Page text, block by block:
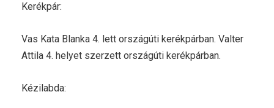
Kerékpár:
Vas Kata Blanka 4. lett országúti kerékpárban. Valter
Attila 4. helyet szerzett országúti kerékpárban.
Kézilabda: